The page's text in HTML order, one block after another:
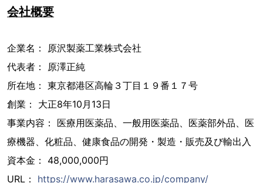
会社概要
企業名： 原沢製薬工業株式会社
代表者： 原澤正純
所在地： 東京都港区高輪３丁目１９番１７号
創業： 大正8年10月13日
事業内容： 医療用医薬品、一般用医薬品、医薬部外品、医
療機器、化粧品、健康食品の開発・製造・販売及び輸出入
資本金： 48,000,000円
URL： https://www.harasawa.co.jp/company/